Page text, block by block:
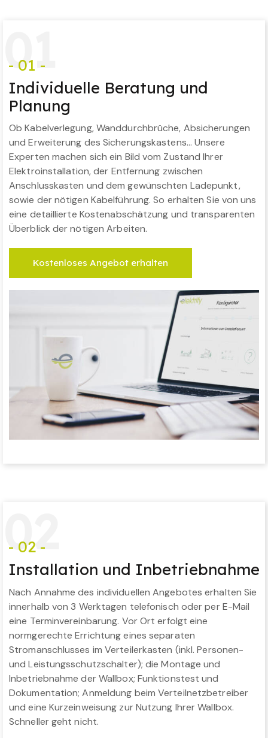
01
- 01 -
Individuelle Beratung und
Planung
Ob Kabelverlegung, Wanddurchbrüche, Absicherungen
und Erweiterung des Sicherungskastens… Unsere
Experten machen sich ein Bild vom Zustand Ihrer
Elektroinstallation, der Entfernung zwischen
Anschlusskasten und dem gewünschten Ladepunkt,
sowie der nötigen Kabelführung. So erhalten Sie von uns
eine detaillierte Kostenabschätzung und transparenten
Überblick der nötigen Arbeiten.
Kostenloses Angebot erhalten
02
- 02 -
Installation und Inbetriebnahme
Nach Annahme des individuellen Angebotes erhalten Sie
innerhalb von 3 Werktagen telefonisch oder per E-Mail
eine Terminvereinbarung. Vor Ort erfolgt eine
normgerechte Errichtung eines separaten
Stromanschlusses im Verteilerkasten (inkl. Personen-
und Leistungsschutzschalter); die Montage und
Inbetriebnahme der Wallbox; Funktionstest und
Dokumentation; Anmeldung beim Verteilnetzbetreiber
und eine Kurzeinweisung zur Nutzung Ihrer Wallbox.
Schneller geht nicht.